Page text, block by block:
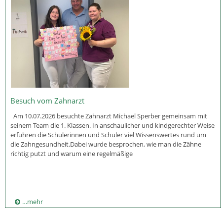
Besuch vom Zahnarzt
Am 10.07.2026 besuchte Zahnarzt Michael Sperber gemeinsam mit
seinem Team die 1. Klassen. In anschaulicher und kindgerechter Weise
erfuhren die Schülerinnen und Schüler viel Wissenswertes rund um
die Zahngesundheit.Dabei wurde besprochen, wie man die Zähne
richtig putzt und warum eine regelmäßige
…mehr